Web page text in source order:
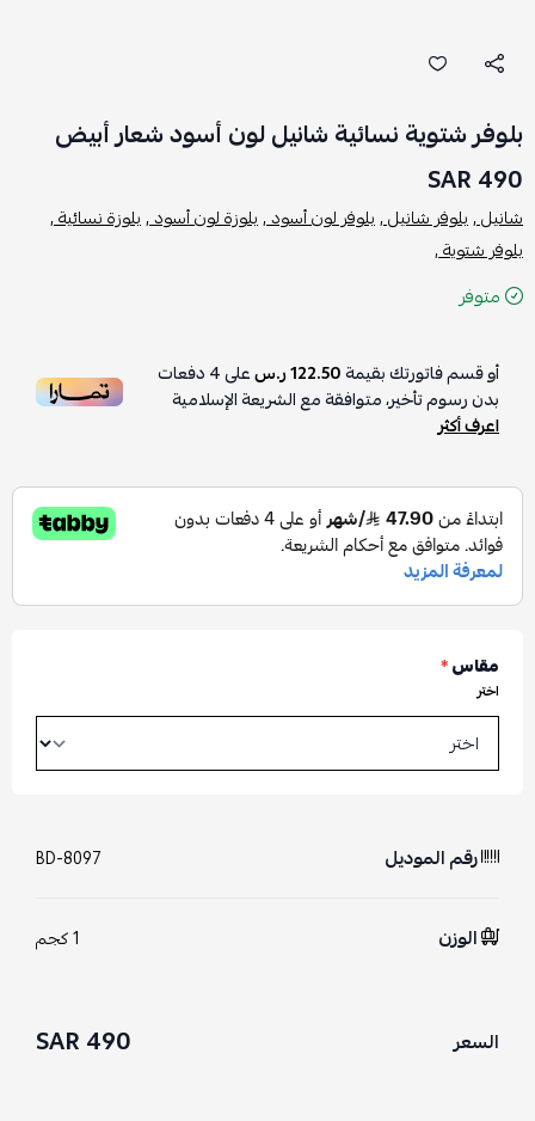
بلوفر شتوية نسائية شانيل لون أسود شعار أبيض
490 SAR
شانيل ,بلوفر شانيل ,بلوفر لون أسود ,بلوزة لون أسود ,بلوزة نسائية ,
بلوفر شتوية ,
متوفر
أو قسم فاتورتك بقيمة122.50 ر.س على4دفعات
بدون رسوم تأخير، متوافقة مع الشريعة الإسلامية
اعرف أكثر
مقاس*
اختر
رقم الموديل BD-8097
الوزن 1 كجم
السعر 490 SAR